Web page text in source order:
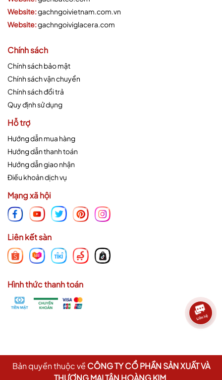
Website:gachngoivietnam.com.vn
Website:gachngoiviglacera.com
Chính sách
Chính sách bảo mật
Chính sách vận chuyển
Chính sách đổi trả
Quy định sử dụng
Hỗ trợ
Hướng dẫn mua hàng
Hướng dẫn thanh toán
Hướng dẫn giao nhận
Điều khoản dịch vụ
Mạng xã hội
Liên kết sàn
Hình thức thanh toán
Bản quyền thuộc về CÔNG TY CỔ PHẦN SẢN XUẤT VÀ
THƯƠNG MẠI TÂN HOÀNG KIM.